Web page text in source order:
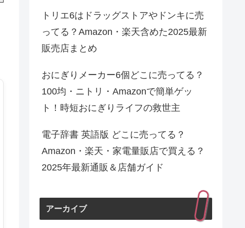
トリエ6はドラッグストアやドンキに売
ってる？Amazon・楽天含めた2025最新
販売店まとめ
おにぎりメーカー6個どこに売ってる？
100均・ニトリ・Amazonで簡単ゲッ
ト！時短おにぎりライフの救世主
電子辞書 英語版 どこに売ってる？
Amazon・楽天・家電量販店で買える？
2025年最新通販＆店舗ガイド
アーカイブ